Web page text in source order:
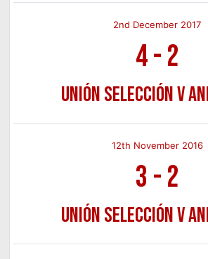
2nd December 2017
4-2
Unión Selección v
12th November 2016
3 -2
Unión Selección v